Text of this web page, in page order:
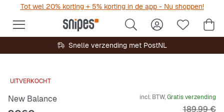
Tot wel 20% korting + 5% korting in de app - Nu shoppen!
Snelle verzending met PostNL
UITVERKOCHT
New Balance incl. BTW,Gratis verzending
Originele
189,99 €